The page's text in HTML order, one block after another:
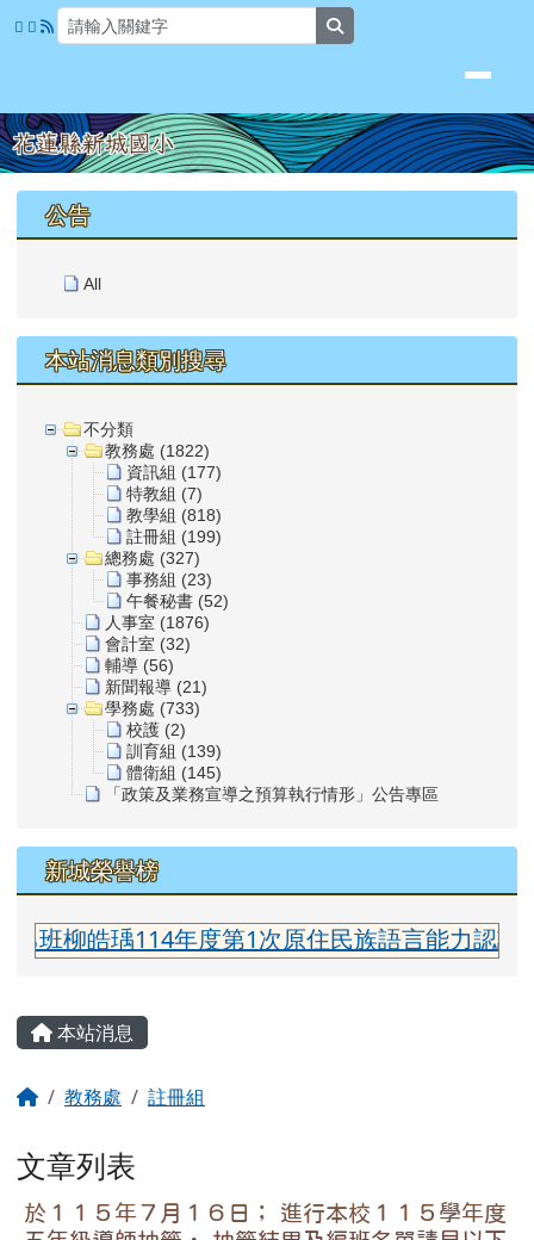
跳至主內容區
花蓮縣新城國小
上中區域內容
公告
All
本站消息類別搜尋
不分類
教務處 (1822)
資訊組 (177)
特教組 (7)
教學組 (818)
註冊組 (199)
總務處 (327)
事務組 (23)
午餐秘書 (52)
人事室 (1876)
會計室 (32)
輔導 (56)
新聞報導 (21)
學務處 (733)
校護 (2)
訓育組 (139)
體衛組 (145)
「政策及業務宣導之預算執行情形」公告專區
新城榮譽榜
瑀114年度第1次原住民族語言能力認證測驗太魯
主內容區域
本站消息
回首頁教務處 註冊組
文章列表
於１１５年７月１６日； 進行本校１１５學年度
頁尾區域